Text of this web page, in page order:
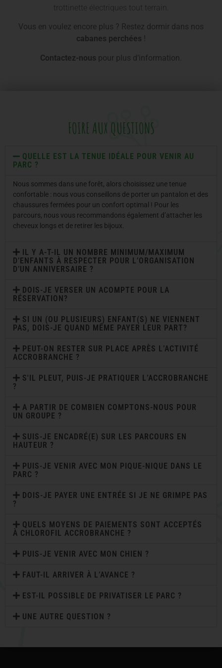
trottinette électriques tout terrain.
Vous en voulez encore plus ? Restez dormir dans nos
cabanes perchées
Contactez-nous pour plus d’information.
FOIRE AUX QUESTIONS
QUELLE EST LA TENUE IDÉALE POUR VENIR AU
PARC ?
Nous sommes dans une forêt, alors choisissez une tenue
confortable : nous vous conseillons de porter un pantalon et des
chaussures fermées pour un confort optimal ! Pour les
parcours, nous vous recommandons également d’attacher les
cheveux longs et de retirer les bijoux.
IL Y A-T-IL UN NOMBRE MINIMUM/MAXIMUM
D’ENFANTS À RESPECTER POUR L’ORGANISATION
D’UN ANNIVERSAIRE ?
DOIS-JE VERSER UN ACOMPTE POUR LA
RÉSERVATION?
SI UN (OU PLUSIEURS) ENFANT(S) NE VIENNENT
PAS, DOIS-JE QUAND MÊME PAYER LEUR PART?
PEUT-ON RESTER SUR PLACE APRÈS L’ACTIVITÉ
ACCROBRANCHE ?
S'IL PLEUT, PUIS-JE PRATIQUER L’ACCROBRANCHE
?
A PARTIR DE COMBIEN COMPTONS-NOUS POUR
UN GROUPE ?
SUIS-JE ENCADRÉ(E) SUR LES PARCOURS EN
HAUTEUR ?
PUIS-JE VENIR AVEC MON PIQUE-NIQUE DANS LE
PARC ?
DOIS-JE PAYER UNE ENTRÉE SI JE NE GRIMPE PAS
?
QUELS MOYENS DE PAIEMENTS SONT ACCEPTÉS
À CHLOROFIL ACCROBRANCHE ?
PUIS-JE VENIR AVEC MON CHIEN ?
FAUT-IL ARRIVER À L’AVANCE ?
EST-IL POSSIBLE DE PRIVATISER LE PARC ?
UNE AUTRE QUESTION ?